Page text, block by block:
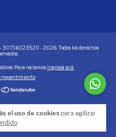
el uso de cookies para agilizar
30716023520 - 2026. Todos los derechos
Para reclamos ingresá acá.